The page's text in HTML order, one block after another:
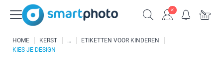
HOME KERST
ETIKETTEN VOOR KINDEREN
KIES JE DESIGN